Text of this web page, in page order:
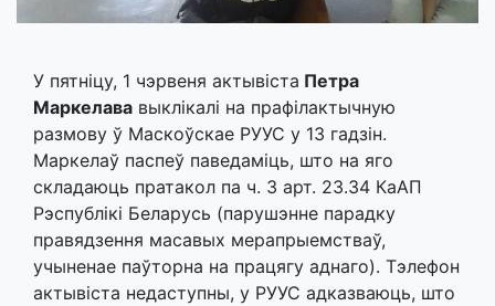
У пятніцу, 1 чэрвеня актывіста Петра
Маркелава выклікалі на прафілактычную
размову ў Маскоўскае РУУС у 13 гадзін.
Маркелаў паспеў паведаміць, што на яго
складаюць пратакол па ч. 3 арт. 23.34 КаАП
Рэспублікі Беларусь (парушэнне парадку
правядзення масавых мерапрыемстваў,
учыненае паўторна на працягу аднаго). Тэлефон
актывіста недаступны, у РУУС адказваюць, што